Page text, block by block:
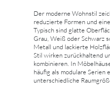
Der moderne Wohnstil
reduzierte Formen und
Typisch sind glatte
Grau, Weiß oder Schwarz
Metall und lackierte
Stil wirken zurückhaltend
kombinieren. In
häufig als modulare Serien
unterschiedliche